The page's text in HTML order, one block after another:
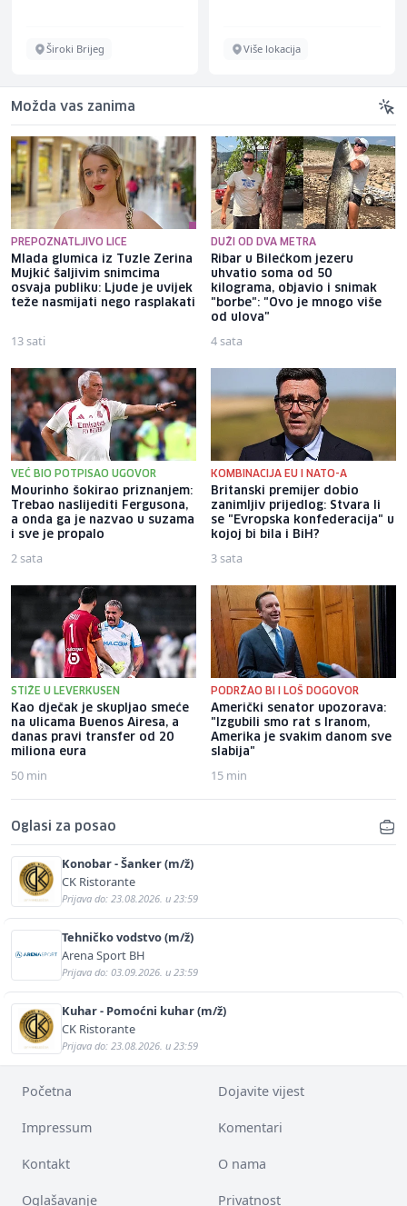
Široki Brijeg Više lokacija
Možda vas zanima
PREPOZNATLJIVO LICE
Mlada glumica iz Tuzle Zerina
Mujkić šaljivim snimcima
osvaja publiku: Ljude je uvijek
teže nasmijati nego rasplakati
13 sati
DUŽI OD DVA METRA
Ribar u Bilećkom jezeru
uhvatio soma od 50
kilograma, objavio i snimak
"borbe": "Ovo je mnogo više
od ulova"
4 sata
VEĆ BIO POTPISAO UGOVOR
Mourinho šokirao priznanjem:
Trebao naslijediti Fergusona,
a onda ga je nazvao u suzama
i sve je propalo
2 sata
KOMBINACIJA EU I NATO-A
Britanski premijer dobio
zanimljiv prijedlog: Stvara li
se "Evropska konfederacija" u
kojoj bi bila i BiH?
3 sata
STIŽE U LEVERKUSEN
Kao dječak je skupljao smeće
na ulicama Buenos Airesa, a
danas pravi transfer od 20
miliona eura
50 min
PODRŽAO BI I LOŠ DOGOVOR
Američki senator upozorava:
"Izgubili smo rat s Iranom,
Amerika je svakim danom sve
slabija"
15 min
Oglasi za posao
Konobar - Šanker (m/ž)
CK Ristorante
Prijava do: 23.08.2026. u 23:59
Tehničko vodstvo (m/ž)
Arena Sport BH
Prijava do: 03.09.2026. u 23:59
Kuhar - Pomoćni kuhar (m/ž)
CK Ristorante
Prijava do: 23.08.2026. u 23:59
Početna Dojavite vijest
Impressum Komentari
Kontakt O nama
Oglašavanje Privatnost